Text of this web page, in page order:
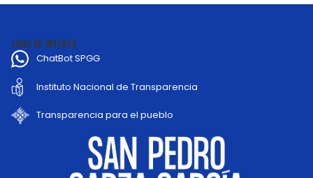
LIGAS DE INTERÉS
ChatBot SPGG
Instituto Nacional de Transparencia
Transparencia para el pueblo